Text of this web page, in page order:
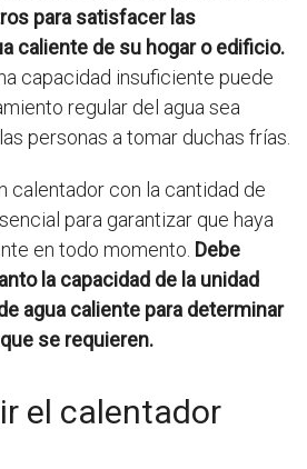
para satisfacer las
caliente de su hogar o edificio.
capacidad insuficiente puede
regular del agua sea
personas a tomar duchas frías.
calentador con la cantidad de
para garantizar que haya
en todo momento. Debe
la capacidad de la unidad
agua caliente para determinar
se requieren.
el calentador